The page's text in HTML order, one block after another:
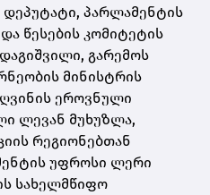
პარლამენტის
წესების კომიტეტის
გარემოს
მინისტრის
ეროვნული
ლევან მუხუზლა,
რეგიონებთან
უფროსი ლერი
სახელმწიფო